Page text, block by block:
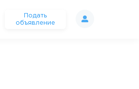
Подать
объявление